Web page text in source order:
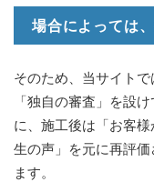
場合によっては
そのため、当サイトで
「独自の審査」を設
に、施工後は「お客様
生の声」を元に再評価
ます。